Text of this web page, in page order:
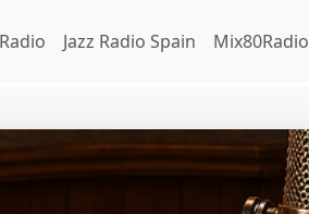
Jazz Radio Spain Mix80Radio